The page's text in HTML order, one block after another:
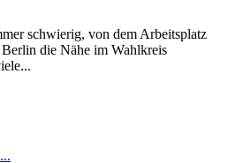
schwierig, von dem Arbeitsplatz
die Nähe im Wahlkreis